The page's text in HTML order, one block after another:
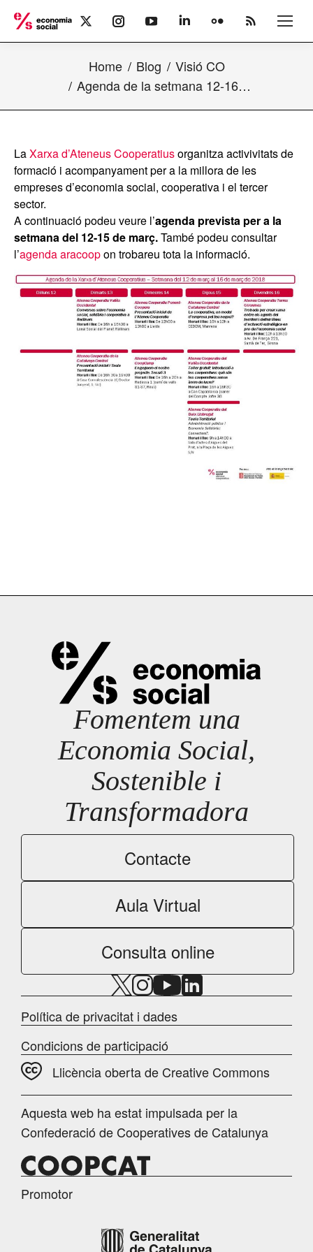
X
page
in
new
window
Instagram
page
in
new
window
YouTube
page
in
new
window
Linkedin
page
in
new
window
Flickr
page
in
new
window
Rss
page
window
Home Blog
Visió CO
Agenda de la setmana 12-16…
LaXarxa d’Ateneus Cooperatiusorganitza activivitats de
formació i acompanyament per a la millora de les
empreses d’economia social, cooperativa i el tercer
sector.
A continuació podeu veure l’agenda prevista per a la
setmana del 12-15 de març.També podeu consultar
l’agenda aracoopon trobareu tota la informació.
Fomentem una
Economia Social,
Sostenible i
Transformadora
Contacte
Aula Virtual
Consulta online
Política de privacitat i dades
Condicions de participació
Llicència oberta de Creative Commons
Aquesta web ha estat impulsada per la
Confederació de Cooperatives de Catalunya
Promotor